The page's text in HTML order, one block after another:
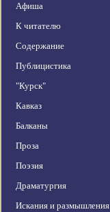
Афиша
К читателю
Содержание
Публицистика
"Курск"
Кавказ
Балканы
Проза
Поэзия
Драматургия
Искания и размышления